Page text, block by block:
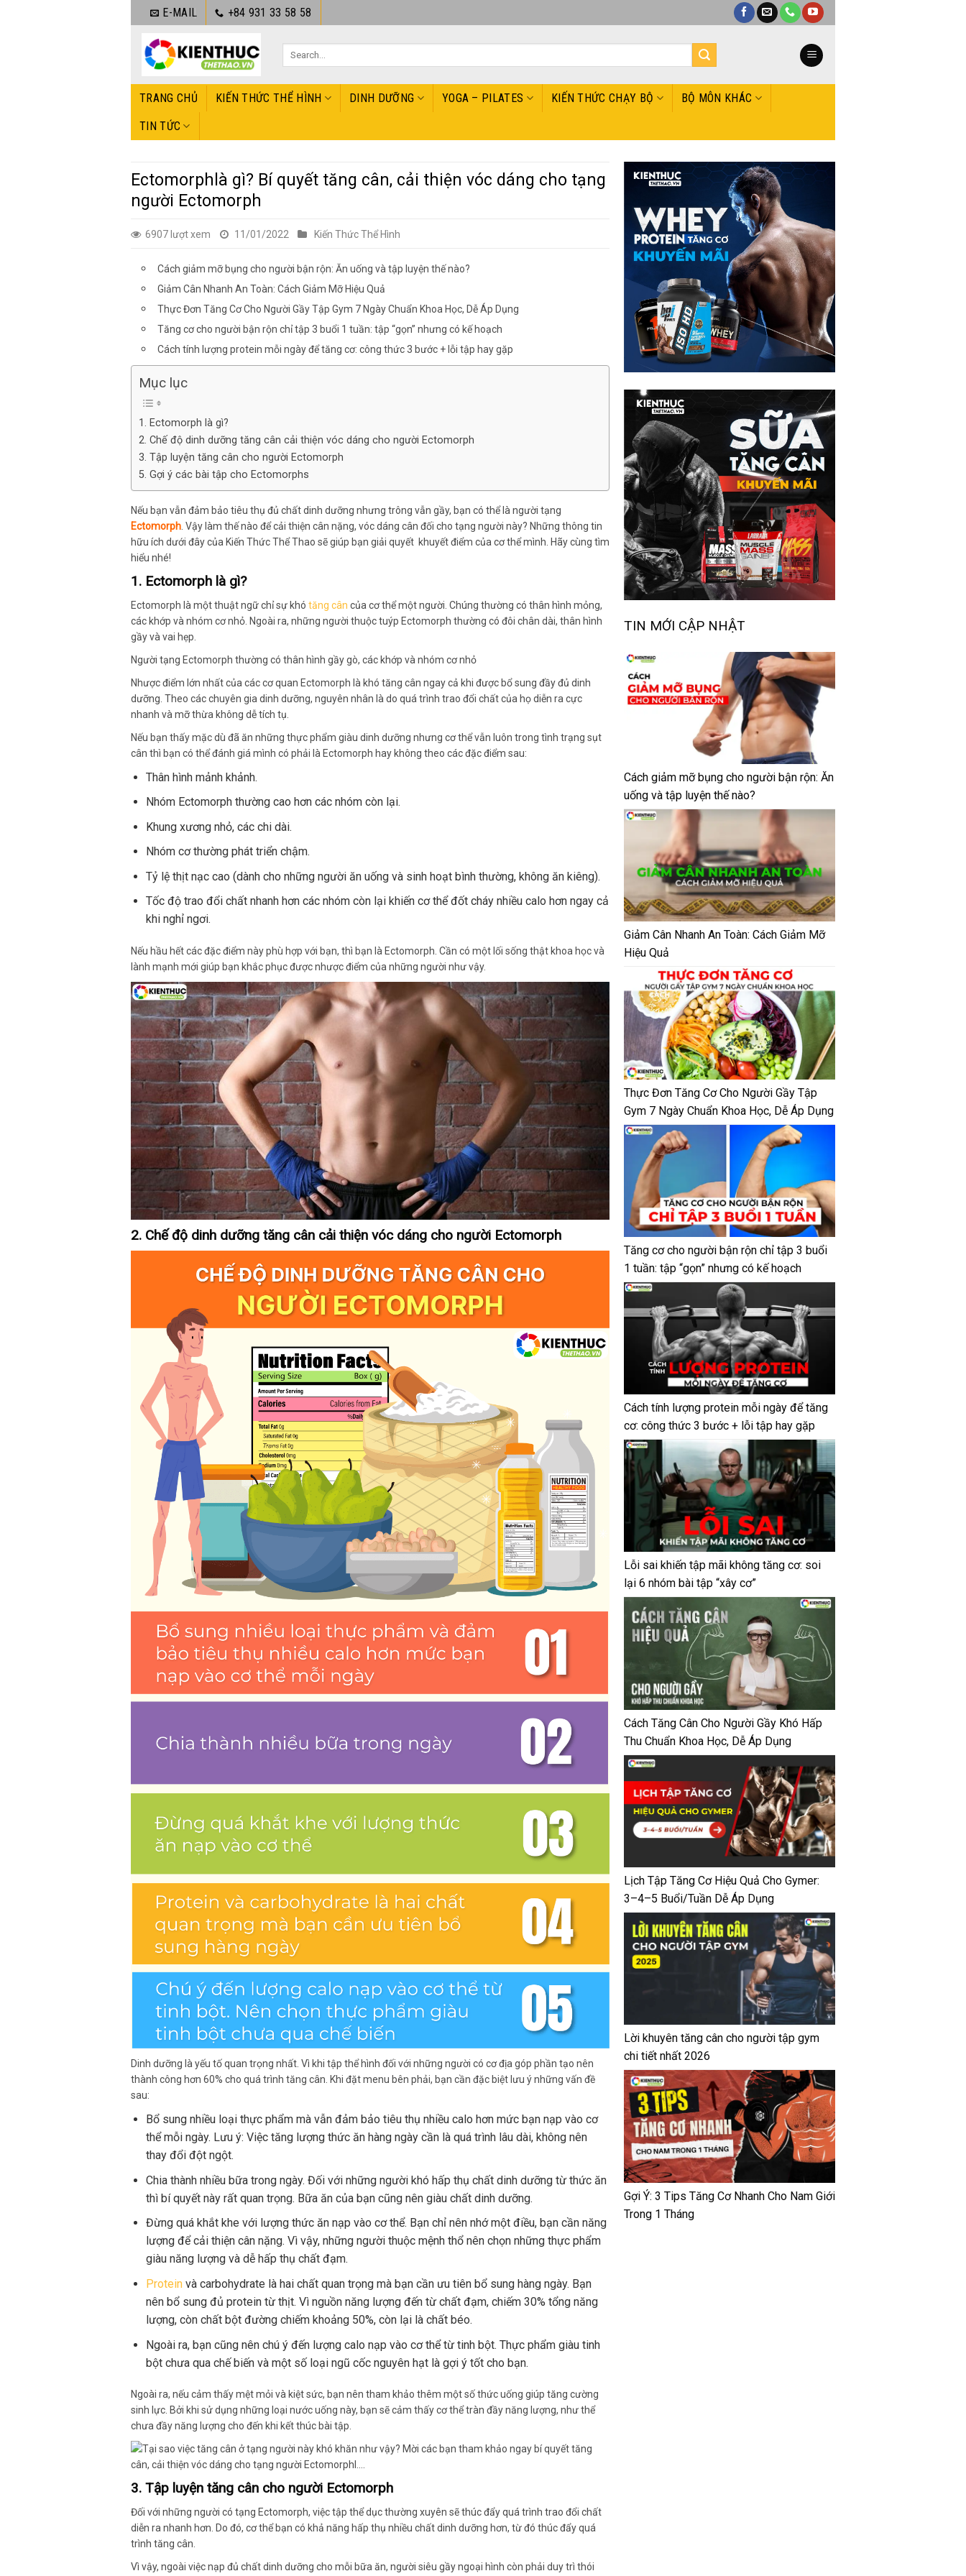
qua
dung
E-MAIL +84 931 33 58 58
TRANG CHỦ KIẾN THỨC THỂ HÌNH DINH DƯỠNG YOGA – PILATES KIẾN THỨC CHẠY BỘ BỘ MÔN KHÁC
TIN TỨC
Ectomorphlà gì? Bí quyết tăng cân, cải thiện vóc dáng cho tạng
người Ectomorph
6907 lượt xem 11/01/2022 Kiến Thức Thể Hình
Cách giảm mỡ bụng cho người bận rộn: Ăn uống và tập luyện thế nào?
Giảm Cân Nhanh An Toàn: Cách Giảm Mỡ Hiệu Quả
Thực Đơn Tăng Cơ Cho Người Gầy Tập Gym 7 Ngày Chuẩn Khoa Học, Dễ Áp Dụng
Tăng cơ cho người bận rộn chỉ tập 3 buổi 1 tuần: tập “gọn” nhưng có kế hoạch
Cách tính lượng protein mỗi ngày để tăng cơ: công thức 3 bước + lỗi tập hay gặp
Mục lục
1. Ectomorph là gì?
2. Chế độ dinh dưỡng tăng cân cải thiện vóc dáng cho người Ectomorph
3. Tập luyện tăng cân cho người Ectomorph
5. Gợi ý các bài tập cho Ectomorphs
Nếu bạn vẫn đảm bảo tiêu thụ đủ chất dinh dưỡng nhưng trông vẫn gầy, bạn có thể là người tạng
Ectomorph . Vậy làm thế nào để cải thiện cân nặng, vóc dáng cân đối cho tạng người này? Những thông tin
hữu ích dưới đây của Kiến Thức Thể Thao sẽ giúp bạn giải quyết khuyết điểm của cơ thể mình. Hãy cùng tìm
hiểu nhé!
1. Ectomorph là gì?
Ectomorph là một thuật ngữ chỉ sự khó tăng cân của cơ thể một người. Chúng thường có thân hình mỏng,
các khớp và nhóm cơ nhỏ. Ngoài ra, những người thuộc tuýp Ectomorph thường có đôi chân dài, thân hình
gầy và vai hẹp.
Người tạng Ectomorph thường có thân hình gầy gò, các khớp và nhóm cơ nhỏ
Nhược điểm lớn nhất của các cơ quan Ectomorph là khó tăng cân ngay cả khi được bổ sung đầy đủ dinh
dưỡng. Theo các chuyên gia dinh dưỡng, nguyên nhân là do quá trình trao đổi chất của họ diễn ra cực
nhanh và mỡ thừa không dễ tích tụ.
Nếu bạn thấy mặc dù đã ăn những thực phẩm giàu dinh dưỡng nhưng cơ thể vẫn luôn trong tình trạng sụt
cân thì bạn có thể đánh giá mình có phải là Ectomorph hay không theo các đặc điểm sau:
Thân hình mảnh khảnh.
Nhóm Ectomorph thường cao hơn các nhóm còn lại.
Khung xương nhỏ, các chi dài.
Nhóm cơ thường phát triển chậm.
Tỷ lệ thịt nạc cao (dành cho những người ăn uống và sinh hoạt bình thường, không ăn kiêng).
Tốc độ trao đổi chất nhanh hơn các nhóm còn lại khiến cơ thể đốt cháy nhiều calo hơn ngay cả
khi nghỉ ngơi.
Nếu hầu hết các đặc điểm này phù hợp với bạn, thì bạn là Ectomorph. Cần có một lối sống thật khoa học và
lành mạnh mới giúp bạn khắc phục được nhược điểm của những người như vậy.
2. Chế độ dinh dưỡng tăng cân cải thiện vóc dáng cho người Ectomorph
Dinh dưỡng là yếu tố quan trọng nhất. Vì khi tập thể hình đối với những người có cơ địa góp phần tạo nên
thành công hơn 60% cho quá trình tăng cân. Khi đặt menu bên phải, bạn cần đặc biệt lưu ý những vấn đề
sau:
Bổ sung nhiều loại thực phẩm mà vẫn đảm bảo tiêu thụ nhiều calo hơn mức bạn nạp vào cơ
thể mỗi ngày. Lưu ý: Việc tăng lượng thức ăn hàng ngày cần là quá trình lâu dài, không nên
thay đổi đột ngột.
Chia thành nhiều bữa trong ngày. Đối với những người khó hấp thụ chất dinh dưỡng từ thức ăn
thì bí quyết này rất quan trọng. Bữa ăn của bạn cũng nên giàu chất dinh dưỡng.
Đừng quá khắt khe với lượng thức ăn nạp vào cơ thể. Bạn chỉ nên nhớ một điều, bạn cần năng
lượng để cải thiện cân nặng. Vì vậy, những người thuộc mệnh thổ nên chọn những thực phẩm
giàu năng lượng và dễ hấp thụ chất đạm.
Proteinvà carbohydrate là hai chất quan trọng mà bạn cần ưu tiên bổ sung hàng ngày. Bạn
nên bổ sung đủ protein từ thịt. Vì nguồn năng lượng đến từ chất đạm, chiếm 30% tổng năng
lượng, còn chất bột đường chiếm khoảng 50%, còn lại là chất béo.
Ngoài ra, bạn cũng nên chú ý đến lượng calo nạp vào cơ thể từ tinh bột. Thực phẩm giàu tinh
bột chưa qua chế biến và một số loại ngũ cốc nguyên hạt là gợi ý tốt cho bạn.
Ngoài ra, nếu cảm thấy mệt mỏi và kiệt sức, bạn nên tham khảo thêm một số thức uống giúp tăng cường
sinh lực. Bởi khi sử dụng những loại nước uống này, bạn sẽ cảm thấy cơ thể tràn đầy năng lượng, như thể
chưa đầy năng lượng cho đến khi kết thúc bài tập.
3. Tập luyện tăng cân cho người Ectomorph
Đối với những người có tạng Ectomorph, việc tập thể dục thường xuyên sẽ thúc đẩy quá trình trao đổi chất
diễn ra nhanh hơn. Do đó, cơ thể bạn có khả năng hấp thụ nhiều chất dinh dưỡng hơn, từ đó thúc đẩy quá
trình tăng cân.
Vì vậy, ngoài việc nạp đủ chất dinh dưỡng cho mỗi bữa ăn, người siêu gầy ngoại hình còn phải duy trì thói
TIN MỚI CẬP NHẬT
Cách giảm mỡ bụng cho người bận rộn: Ăn
uống và tập luyện thế nào?
Giảm Cân Nhanh An Toàn: Cách Giảm Mỡ
Hiệu Quả
Thực Đơn Tăng Cơ Cho Người Gầy Tập
Gym 7 Ngày Chuẩn Khoa Học, Dễ Áp Dụng
Tăng cơ cho người bận rộn chỉ tập 3 buổi
1 tuần: tập “gọn” nhưng có kế hoạch
Cách tính lượng protein mỗi ngày để tăng
cơ: công thức 3 bước + lỗi tập hay gặp
Lỗi sai khiến tập mãi không tăng cơ: soi
lại 6 nhóm bài tập “xây cơ”
Cách Tăng Cân Cho Người Gầy Khó Hấp
Thu Chuẩn Khoa Học, Dễ Áp Dụng
Lịch Tập Tăng Cơ Hiệu Quả Cho Gymer:
3–4–5 Buổi/Tuần Dễ Áp Dụng
Lời khuyên tăng cân cho người tập gym
chi tiết nhất 2026
Gợi Ý: 3 Tips Tăng Cơ Nhanh Cho Nam Giới
Trong 1 Tháng